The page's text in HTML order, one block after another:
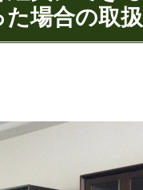
場合の取